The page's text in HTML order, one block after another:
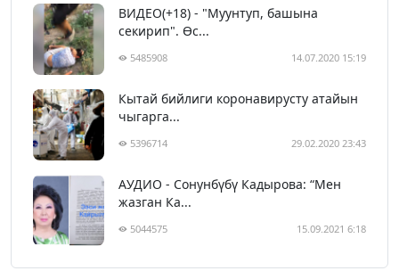
ВИДЕО(+18) - "Муунтуп, башына
секирип". Өс...
5485908 14.07.2020 15:19
Кытай бийлиги коронавирусту атайын
чыгарга...
5396714 29.02.2020 23:43
АУДИО - Сонунбүбү Кадырова: “Мен
жазган Ка...
5044575 15.09.2021 6:18